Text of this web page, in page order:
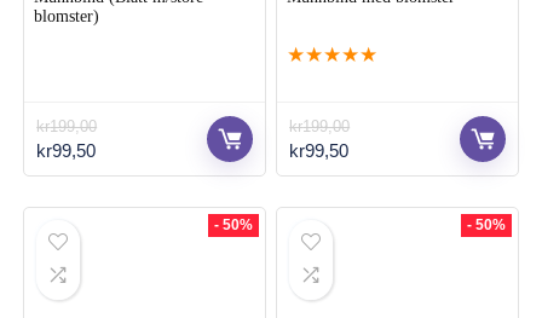
blomster)
kr199,00
Opprinnelig
pris
kr99,50Nåværende
pris
★★★★★
kr199,00
Opprinnelig
pris
kr99,50Nåværende
pris
- 50% - 50%